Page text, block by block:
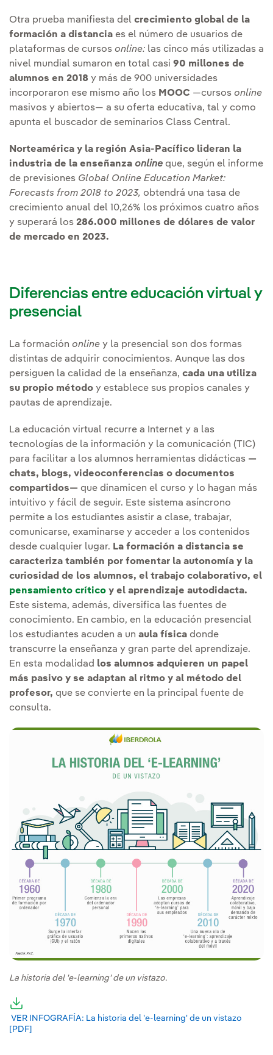
Otra prueba manifiesta del crecimiento global de la
formación a distancia es el número de usuarios de
plataformas de cursos online: las cinco más utilizadas a
nivel mundial sumaron en total casi 90 millones de
alumnos en 2018 y más de 900 universidades
incorporaron ese mismo año los MOOC —cursos online
masivos y abiertos— a su oferta educativa, tal y como
apunta el buscador de seminarios Class Central.
Norteamérica y la región Asia-Pacífico lideran la
industria de la enseñanza online que, según el informe
de previsiones Global Online Education Market:
Forecasts from 2018 to 2023, obtendrá una tasa de
crecimiento anual del 10,26% los próximos cuatro años
y superará los 286.000 millones de dólares de valor
de mercado en 2023.
Diferencias entre educación virtual y
presencial
La formación online y la presencial son dos formas
distintas de adquirir conocimientos. Aunque las dos
persiguen la calidad de la enseñanza, cada una utiliza
su propio método y establece sus propios canales y
pautas de aprendizaje.
La educación virtual recurre a Internet y a las
tecnologías de la información y la comunicación (TIC)
para facilitar a los alumnos herramientas didácticas —
chats, blogs, videoconferencias o documentos
compartidos— que dinamicen el curso y lo hagan más
intuitivo y fácil de seguir. Este sistema asíncrono
permite a los estudiantes asistir a clase, trabajar,
comunicarse, examinarse y acceder a los contenidos
desde cualquier lugar. La formación a distancia se
caracteriza también por fomentar la autonomía y la
curiosidad de los alumnos, el trabajo colaborativo, el
pensamiento crítico y el aprendizaje autodidacta.
Este sistema, además, diversifica las fuentes de
conocimiento. En cambio, en la educación presencial
los estudiantes acuden a un aula física donde
transcurre la enseñanza y gran parte del aprendizaje.
En esta modalidad los alumnos adquieren un papel
más pasivo y se adaptan al ritmo y al método del
profesor, que se convierte en la principal fuente de
consulta.
La historia del 'e-learning' de un vistazo.
VER INFOGRAFÍA: La historia del 'e-learning' de un vistazo
[PDF]